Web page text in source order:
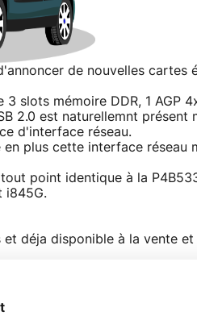
de nouvelles cartes
3 slots mémoire DDR, 1 AGP
2.0 est naturellemnt
d'interface réseau.
en plus cette interface réseau
point identique à la
i845G.
et déja disponible à la vente et